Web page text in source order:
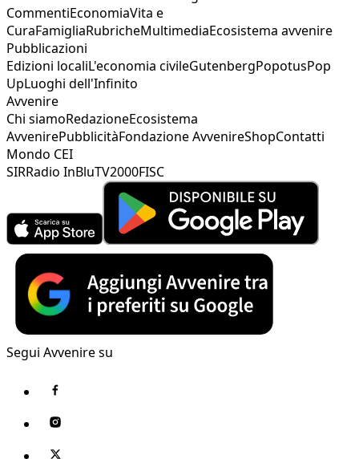
CommentiEconomiaVita e
CuraFamigliaRubricheMultimediaEcosistema avvenire
Pubblicazioni
Edizioni localiL'economia civileGutenbergPopotusPop
UpLuoghi dell'Infinito
Avvenire
Chi siamoRedazioneEcosistema
AvvenirePubblicitàFondazione AvvenireShopContatti
Mondo CEI
SIRRadio InBluTV2000FISC
Segui Avvenire su